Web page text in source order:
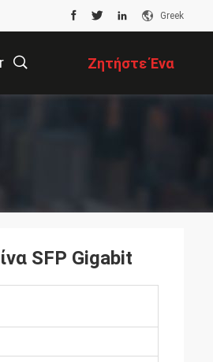
Greek
Ζητήστε Ένα
Απόσπασμα
SFP Gigabit